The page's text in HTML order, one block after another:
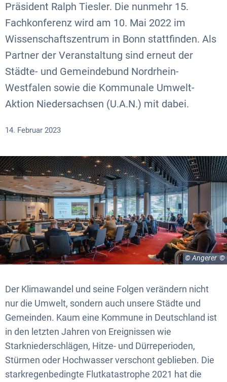
Präsident Ralph Tiesler. Die nunmehr 15.
Fachkonferenz wird am 10. Mai 2022 im
Wissenschaftszentrum in Bonn stattfinden. Als
Partner der Veranstaltung sind erneut der
Städte- und Gemeindebund Nordrhein-
Westfalen sowie die Kommunale Umwelt-
Aktion Niedersachsen (U.A.N.) mit dabei.
14. Februar 2023
© Angerer
Der Klimawandel und seine Folgen verändern nicht
nur die Umwelt, sondern auch unsere Städte und
Gemeinden. Kaum eine Kommune in Deutschland ist
in den letzten Jahren von Ereignissen wie
Starkniederschlägen, Hitze- und Dürreperioden,
Stürmen oder Hochwasser verschont geblieben. Die
starkregenbedingte Flutkatastrophe 2021 hat die